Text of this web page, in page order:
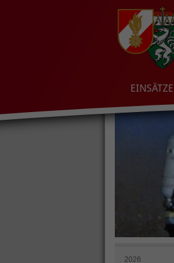
EINSÄTZE
2026